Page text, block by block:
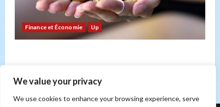
We value your privacy
We use cookies to enhance your browsing experience, serve
Finance et Économie Up
Sonia Hicheri 21 février 2026